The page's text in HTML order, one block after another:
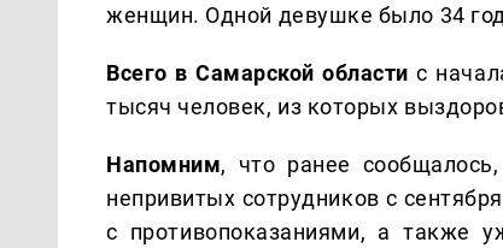
женщин. Одной девушке было 34
Всего в Самарской области с
тысяч человек, из которых
Напомним, что ранее
непривитых сотрудников с
с противопоказаниями, а также